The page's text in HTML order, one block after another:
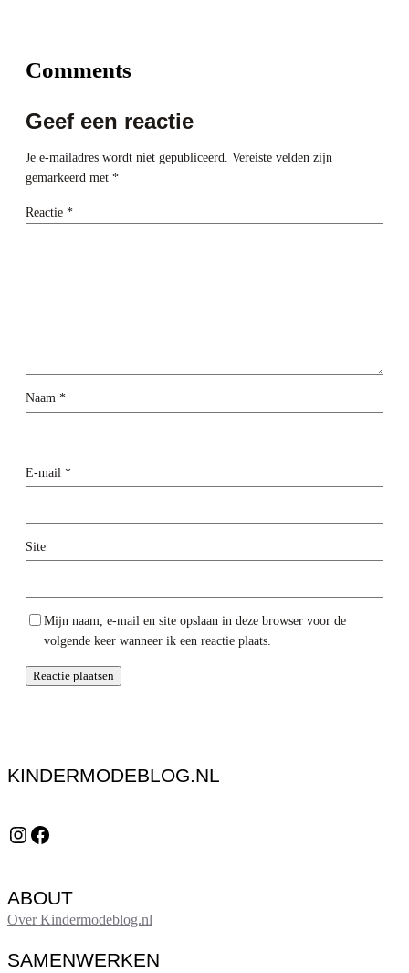
Comments
Geef een reactie
Je e-mailadres wordt niet gepubliceerd. Vereiste velden zijn
gemarkeerd met *
Reactie *
Naam *
E-mail *
Site
Mijn naam, e-mail en site opslaan in deze browser voor de
volgende keer wanneer ik een reactie plaats.
KINDERMODEBLOG.NL
Instagram Facebook
ABOUT
Over Kindermodeblog.nl
SAMENWERKEN